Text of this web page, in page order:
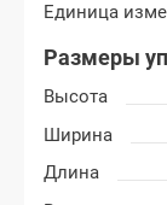
Размеры
Высота
Ширина
Длина